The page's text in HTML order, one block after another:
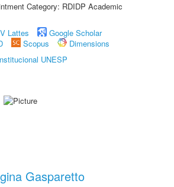
Category: RDIDP Academic
Lattes
Google Scholar
Scopus
Dimensions
UNESP
Gasparetto